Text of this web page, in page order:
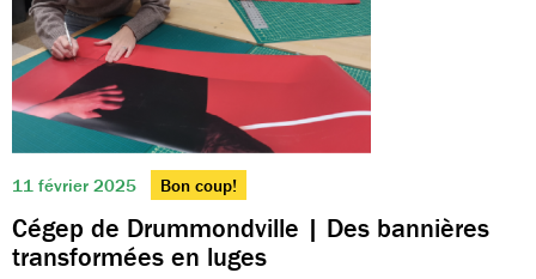
11 février 2025 Bon coup!
Cégep de Drummondville | Des bannières
transformées en luges